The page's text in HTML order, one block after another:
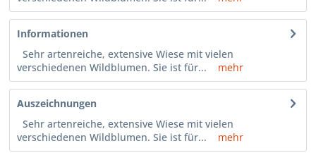
Informationen
Sehr artenreiche, extensive Wiese mit vielen
verschiedenen Wildblumen. Sie ist für...
mehr
Auszeichnungen
Sehr artenreiche, extensive Wiese mit vielen
verschiedenen Wildblumen. Sie ist für...
mehr